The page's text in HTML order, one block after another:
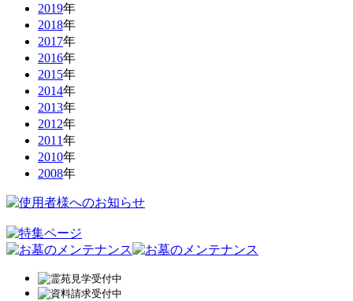
2019年
2018年
2017年
2016年
2015年
2014年
2013年
2012年
2011年
2010年
2008年